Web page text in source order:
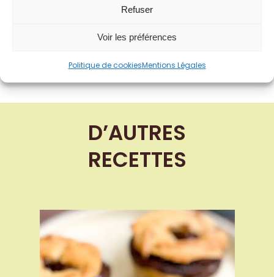
Refuser
Voir les préférences
Politique de cookiesMentions Légales
Je découvre
D’AUTRES
RECETTES